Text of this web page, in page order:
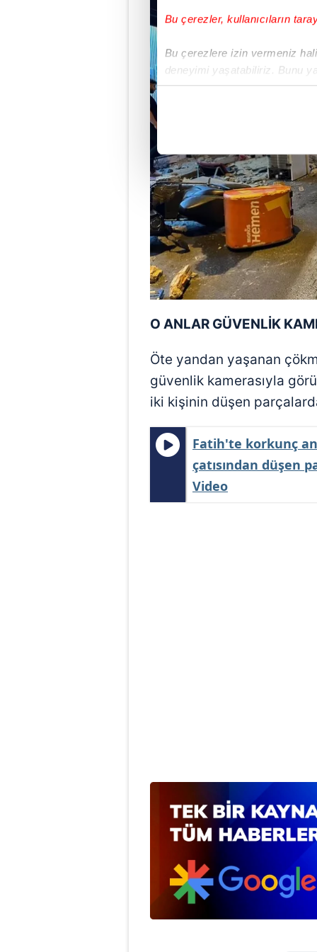
Bu çerezler, kullanıcıların
Bu çerezlere izin vermeniz
deneyimi yaşatabiliriz. Bunu
içerikleri sunabilmek adına
Her halükârda, kullanıcılar,
Sizlere daha iyi bir hizmet
çerezler vasıtasıyla çeşitli
amacıyla kullanılmaktadır.
reklam/pazarlama faaliyetlerinin
Çerezlere ilişkin tercihlerinizi
butonuna tıklayabilir,
Çerez
mevzuata uygun olarak
O ANLAR GÜVENLİK
Öte yandan yaşanan
güvenlik kamerasıyla
iki kişinin düşen
Fatih'te korkunç
çatısından düşen
Video